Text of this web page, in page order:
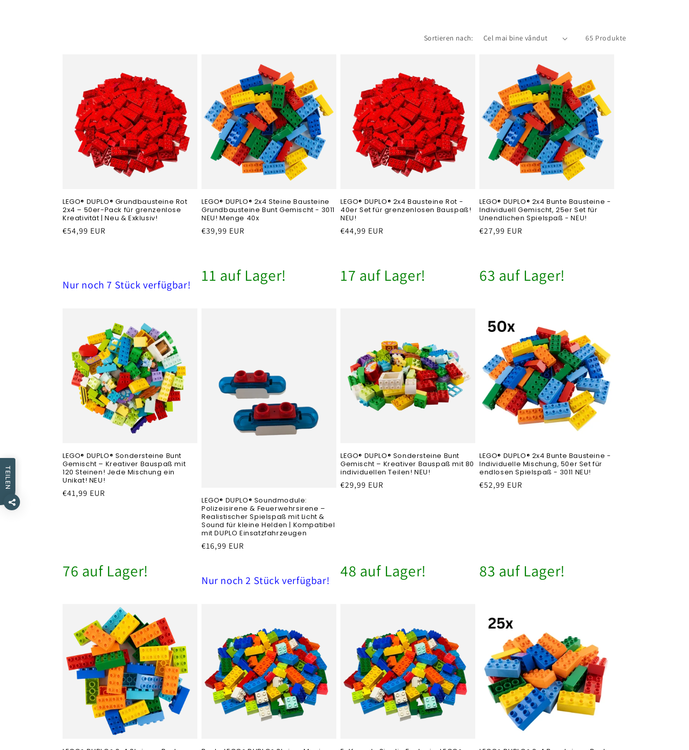
Sortieren nach: 65 Produkte
LEGO® DUPLO® Grundbausteine Rot
2x4 – 50er-Pack für grenzenlose
Kreativität | Neu & Exklusiv!
Normaler
€54,99 EUR
Nur noch 7 Stück verfügbar!
LEGO® DUPLO® 2x4 Steine Bausteine
Grundbausteine Bunt Gemischt - 3011
NEU! Menge 40x
Normaler
€39,99 EUR
11 auf Lager!
LEGO® DUPLO® 2x4 Bausteine Rot -
40er Set für grenzenlosen Bauspaß!
NEU!
Normaler
€44,99 EUR
17 auf Lager!
LEGO® DUPLO® 2x4 Bunte Bausteine -
Individuell Gemischt, 25er Set für
Unendlichen Spielspaß - NEU!
Normaler
€27,99 EUR
63 auf Lager!
LEGO® DUPLO® Sondersteine Bunt
Gemischt – Kreativer Bauspaß mit
120 Steinen! Jede Mischung ein
Unikat! NEU!
Normaler
€41,99 EUR
76 auf Lager!
LEGO® DUPLO® Soundmodule:
Polizeisirene & Feuerwehrsirene –
Realistischer Spielspaß mit Licht &
Sound für kleine Helden | Kompatibel
mit DUPLO Einsatzfahrzeugen
Normaler
€16,99 EUR
Nur noch 2 Stück verfügbar!
LEGO® DUPLO® Sondersteine Bunt
Gemischt – Kreativer Bauspaß mit 80
individuellen Teilen! NEU!
Normaler
€29,99 EUR
48 auf Lager!
LEGO® DUPLO® 2x4 Bunte Bausteine -
Individuelle Mischung, 50er Set für
endlosen Spielspaß - 3011 NEU!
Normaler
€52,99 EUR
83 auf Lager!
TEILEN